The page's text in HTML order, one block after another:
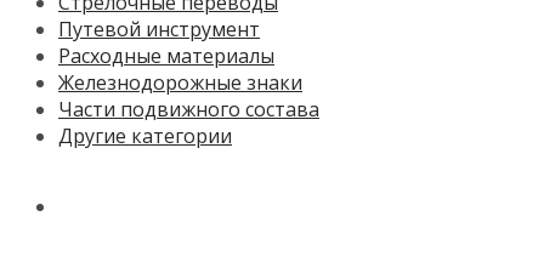
Путевой инструмент
Расходные материалы
Железнодорожные знаки
Части подвижного состава
Другие категории